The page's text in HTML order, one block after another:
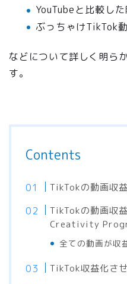
YouTubeと比較した
ぶっちゃけTikTok
などについて詳しく明ら
す。
Contents
TikTokの動画収
TikTokの動画収
Creativity
全ての動画が収
TikTok収益化さ